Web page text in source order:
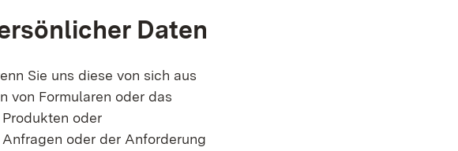
Daten
Sie uns diese von sich aus
von Formularen oder das
oder
oder der Anforderung